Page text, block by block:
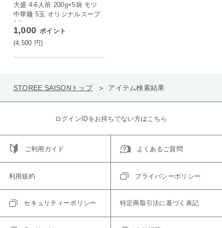
大盛 4-6人前 200g×5袋 モツ
中華麺 5玉 オリジナルスープ
2袋
1,000 ポイント
(4,500 円)
STOREE SAISONトップ アイテム検索結果
ログインIDをお持ちでない方はこちら
ご利用ガイド よくあるご質問
利用規約 プライバシーポリシー
セキュリティーポリシー 特定商取引法に基づく表記